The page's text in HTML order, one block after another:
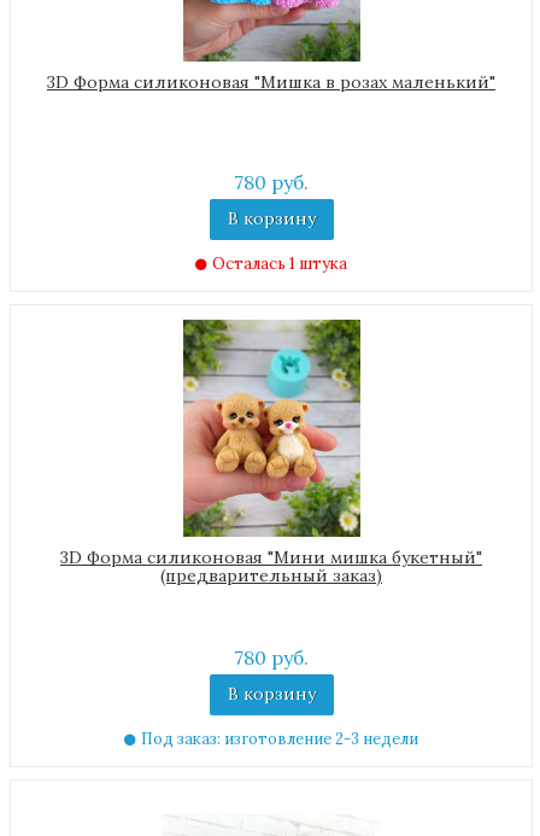
3D Форма силиконовая "Мишка в розах маленький"
780 руб.
В корзину
Осталась 1 штука
3D Форма силиконовая "Мини мишка букетный"
(предварительный заказ)
780 руб.
В корзину
Под заказ: изготовление 2-3 недели